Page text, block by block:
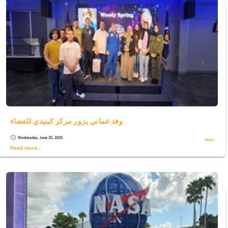
وفد عماني يزور مركز كينيدي للفضاء
schedule Wednesday, June 25, 2025 News
Read more...